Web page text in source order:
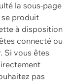
la sous-page
produit
à disposition
connecté ou
Si vous êtes
pas